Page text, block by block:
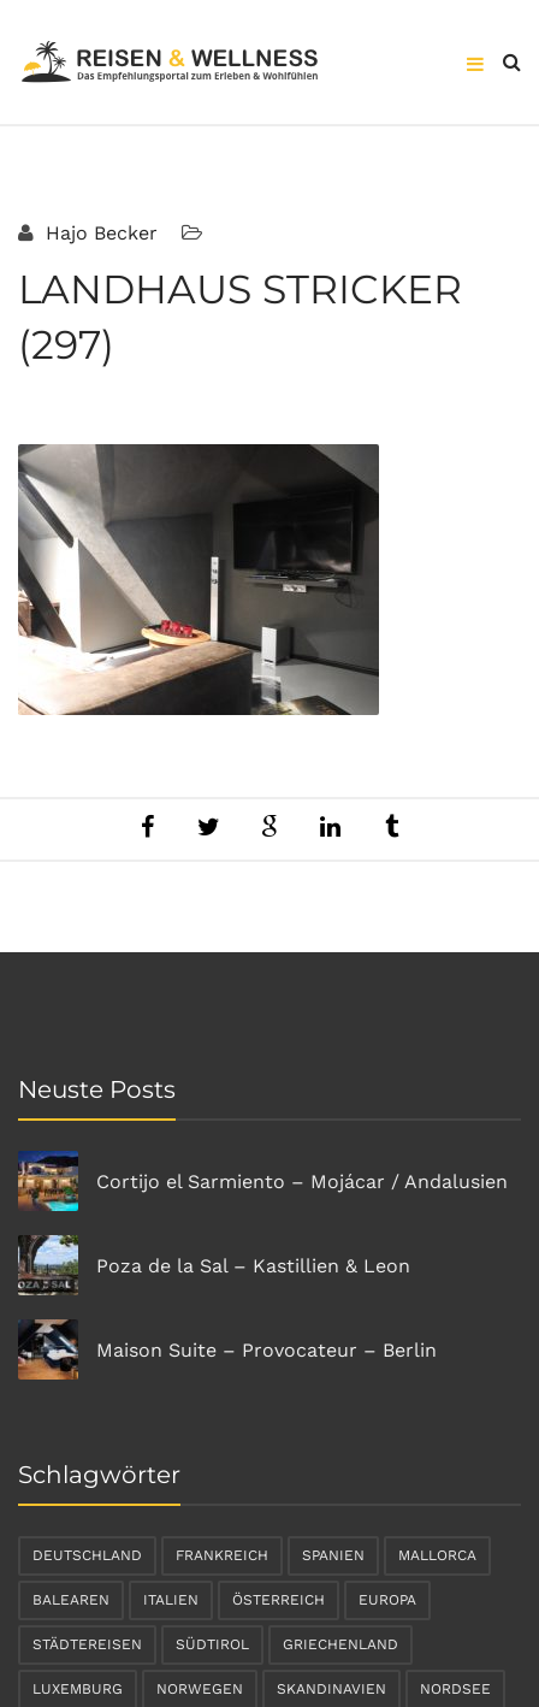
Hajo Becker
LANDHAUS STRICKER
(297)
Neuste Posts
Cortijo el Sarmiento – Mojácar / Andalusien
Poza de la Sal – Kastillien & Leon
Maison Suite – Provocateur – Berlin
Schlagwörter
DEUTSCHLAND FRANKREICH SPANIEN MALLORCA
BALEAREN ITALIEN ÖSTERREICH EUROPA
STÄDTEREISEN SÜDTIROL GRIECHENLAND
LUXEMBURG NORWEGEN SKANDINAVIEN NORDSEE